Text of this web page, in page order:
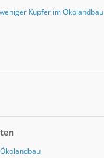
Kupfer im Ökolandbau